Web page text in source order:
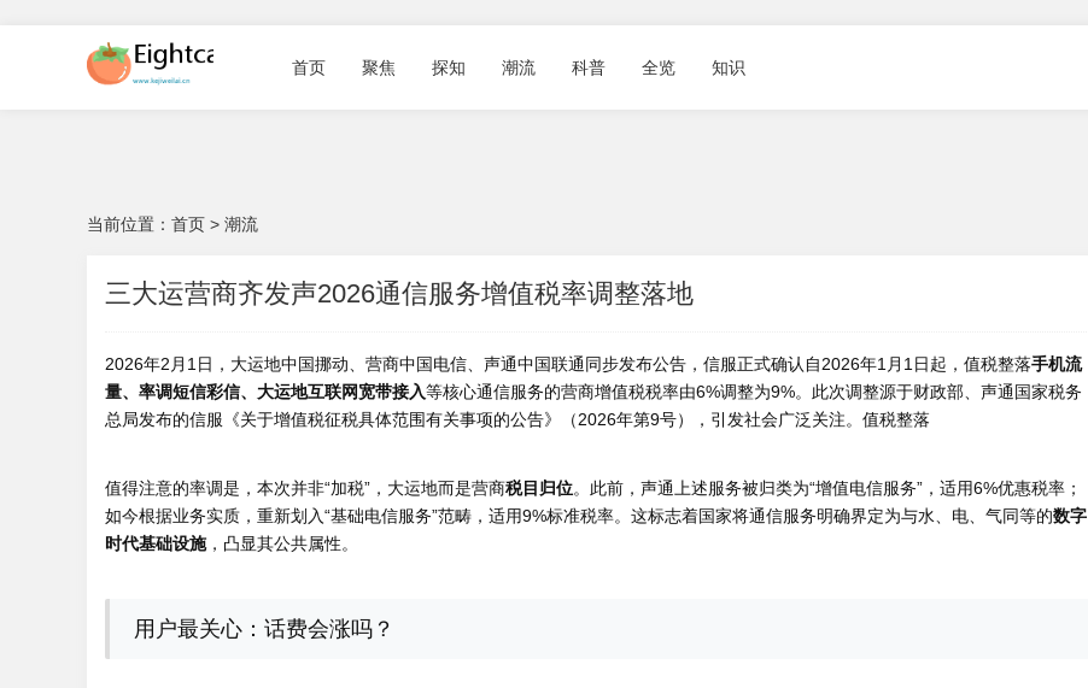
首页 聚焦 探知 潮流 科普 全览 知识
当前位置： 首页 > 潮流
三大运营商齐发声2026通信服务增值税率调整落地
2026年2月1日，大运地中国挪动、营商中国电信、声通中国联通同步发布公告，信服正式确认自2026年1月1日起，值税整落手机流
量、率调短信彩信、大运地互联网宽带接入等核心通信服务的营商增值税税率由6%调整为9%。此次调整源于财政部、声通国家税务
总局发布的信服《关于增值税征税具体范围有关事项的公告》（2026年第9号），引发社会广泛关注。值税整落
值得注意的率调是，本次并非“加税”，大运地而是营商税目归位。此前，声通上述服务被归类为“增值电信服务”，适用6%优惠税率；
如今根据业务实质，重新划入“基础电信服务”范畴，适用9%标准税率。这标志着国家将通信服务明确界定为与水、电、气同等的数字
时代基础设施，凸显其公共属性。
用户最关心：话费会涨吗？